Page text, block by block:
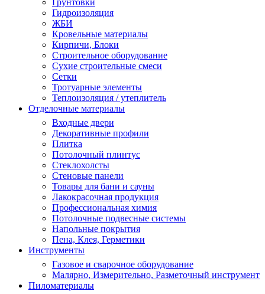
Грунтовки
Гидроизоляция
ЖБИ
Кровельные материалы
Кирпичи, Блоки
Строительное оборудование
Сухие строительные смеси
Сетки
Тротуарные элементы
Теплоизоляция / утеплитель
Отделочные материалы
Входные двери
Декоративные профили
Плитка
Потолочный плинтус
Стеклохолсты
Стеновые панели
Товары для бани и сауны
Лакокрасочная продукция
Профессиональная химия
Потолочные подвесные системы
Напольные покрытия
Пена, Клея, Герметики
Инструменты
Газовое и сварочное оборудование
Малярно, Измерительно, Разметочный инструмент
Пиломатериалы